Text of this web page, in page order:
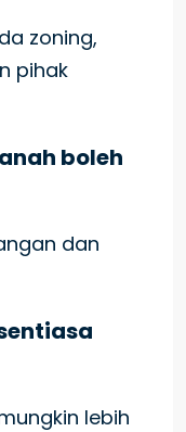
zoning,
pihak
boleh
dan
lebih